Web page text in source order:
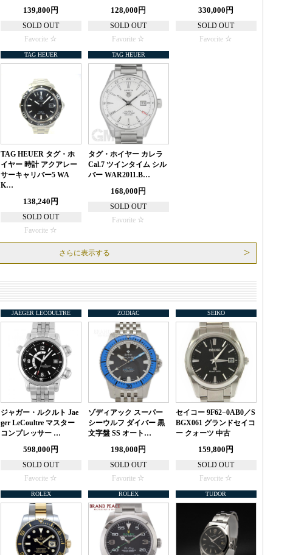
139,800円
SOLD OUT
Favorite
128,000円
SOLD OUT
Favorite
330,000円
SOLD OUT
Favorite
TAG HEUER
TAG HEUER タグ・ホ
イヤー 時計 アクアレー
サーキャリバー5 WA
K…
138,240円
SOLD OUT
Favorite
TAG HEUER
タグ・ホイヤー カレラ
Cal.7 ツインタイム シル
バー WAR2011.B…
168,000円
SOLD OUT
Favorite
さらに表示する
JAEGER LECOULTRE
ジャガー・ルクルト Jae
ger LeCoultre マスター
コンプレッサー …
598,000円
SOLD OUT
Favorite
ZODIAC
ゾディアック スーパー
シーウルフ ダイバー 黒
文字盤 SS オート…
198,000円
SOLD OUT
Favorite
SEIKO
セイコー 9F62−0AB0／S
BGX061 グランドセイコ
ー クォーツ 中古
159,800円
SOLD OUT
Favorite
ROLEX ROLEX TUDOR